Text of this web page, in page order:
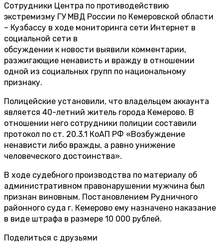
Сотрудники Центра по противодействию
экстремизму ГУ МВД России по Кемеровской области
– Кузбассу в ходе мониторинга сети Интернет в
социальной сети в
обсуждении к новости выявили комментарии,
разжигающие ненависть и вражду в отношении
одной из социальных групп по национальному
признаку.
Полицейские установили, что владельцем аккаунта
является 40-летний житель города Кемерово. В
отношении него сотрудники полиции составили
протокол по ст. 20.3.1 КоАП РФ «Возбуждение
ненависти либо вражды, а равно унижение
человеческого достоинства».
В ходе судебного производства по материалу об
административном правонарушении мужчина был
признан виновным. Постановлением Рудничного
районного суда г. Кемерово ему назначено наказание
в виде штрафа в размере 10 000 рублей.
Поделиться с друзьями